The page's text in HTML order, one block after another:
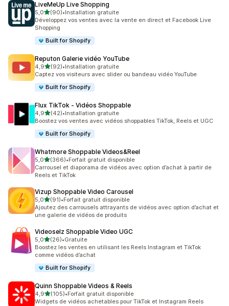
LiveMeUp Live Shopping
5,0étoile(s) sur 5
(90)
90 avis au total
•Installation gratuite
Développez vos ventes avec la vente en direct et Facebook Live
Shopping
Built for Shopify
Reputon Galerie vidéo YouTube
4,9étoile(s) sur 5
(92)
92 avis au total
•Installation gratuite
Captez vos visiteurs avec slider ou bandeau vidéo YouTube
Built for Shopify
Flux TikTok ‑ Vidéos Shoppable
4,9étoile(s) sur 5
(42)
42 avis au total
•Installation gratuite
Boostez vos ventes avec vidéos shoppables TikTok, Reels et UGC
Built for Shopify
Whatmore Shoppable Videos&Reel
5,0étoile(s) sur 5
(366)
366 avis au total
•Forfait gratuit disponible
Carrousel et diaporama de vidéos avec option d’achat à partir de
Reels et TikTok
Vizup Shoppable Video Carousel
5,0étoile(s) sur 5
(91)
91 avis au total
•Forfait gratuit disponible
Ajoutez des carrousels attrayants de vidéos avec option d’achat et
une galerie de vidéos de produits
Videoselz Shoppable Video UGC
5,0étoile(s) sur 5
(26)
26 avis au total
•Gratuite
Boostez les ventes en utilisant les Reels Instagram et TikTok
comme vidéos d’achat
Built for Shopify
Quinn Shoppable Videos & Reels
4,9étoile(s) sur 5
(105)
105 avis au total
•Forfait gratuit disponible
Widgets de vidéos achetables pour TikTok et Instagram Reels